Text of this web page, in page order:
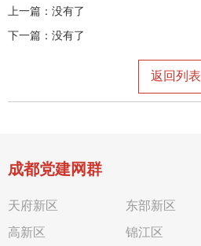
上一篇：没有了
下一篇：没有了
返回列表
成都党建网群
天府新区
东部新区
高新区
锦江区